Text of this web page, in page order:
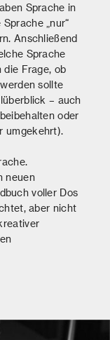
Sprache in
„nur“
Anschließend
Sprache
die Frage, ob
sollte
– auch
oder
umgekehrt).
neuen
voller Dos
aber nicht